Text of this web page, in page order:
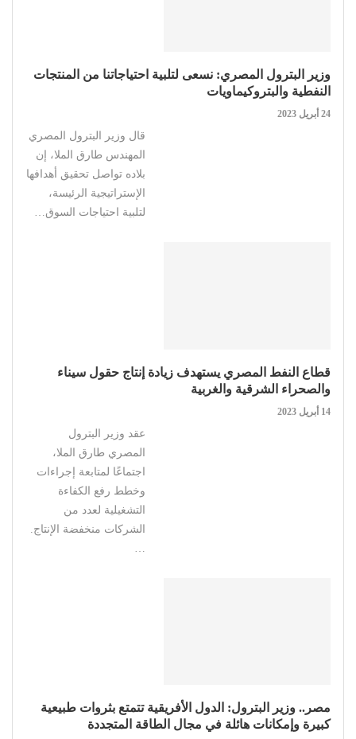
وزير البترول المصري: نسعى لتلبية احتياجاتنا من المنتجات
النفطية والبتروكيماويات
24 أبريل 2023
قال وزير البترول المصري
المهندس طارق الملا، إن
بلاده تواصل تحقيق أهدافها
الإستراتيجية الرئيسة،
لتلبية احتياجات السوق…
قطاع النفط المصري يستهدف زيادة إنتاج حقول سيناء
والصحراء الشرقية والغربية
14 أبريل 2023
عقد وزير البترول
المصري طارق الملا،
اجتماعًا لمتابعة إجراءات
وخطط رفع الكفاءة
التشغيلية لعدد من
الشركات منخفضة الإنتاج.
مصر.. وزير البترول: الدول الأفريقية تتمتع بثروات طبيعية
كبيرة وإمكانات هائلة في مجال الطاقة المتجددة